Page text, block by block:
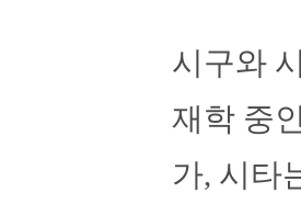
시구와
재학 중
가, 시타